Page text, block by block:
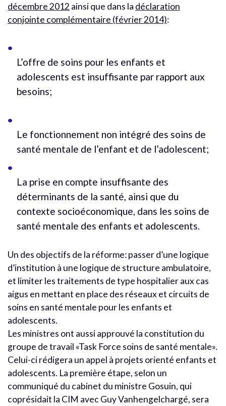
décembre 2012 ainsi que dans la déclaration
conjointe complémentaire (février 2014):
L’offre de soins pour les enfants et
adolescents est insuffisante par rapport aux
besoins;
Le fonctionnement non intégré des soins de
santé mentale de l’enfant et de l’adolescent;
La prise en compte insuffisante des
déterminants de la santé, ainsi que du
contexte socioéconomique, dans les soins de
santé mentale des enfants et adolescents.
Un des objectifs de la réforme: passer d’une logique
d’institution à une logique de structure ambulatoire,
et limiter les traitements de type hospitalier aux cas
aigus en mettant en place des réseaux et circuits de
soins en santé mentale pour les enfants et
adolescents.
Les ministres ont aussi approuvé la constitution du
groupe de travail «Task Force soins de santé mentale».
Celui-ci rédigera un appel à projets orienté enfants et
adolescents. La première étape, selon un
communiqué du cabinet du ministre Gosuin, qui
coprésidait la CIM avec Guy Vanhengelchargé, sera